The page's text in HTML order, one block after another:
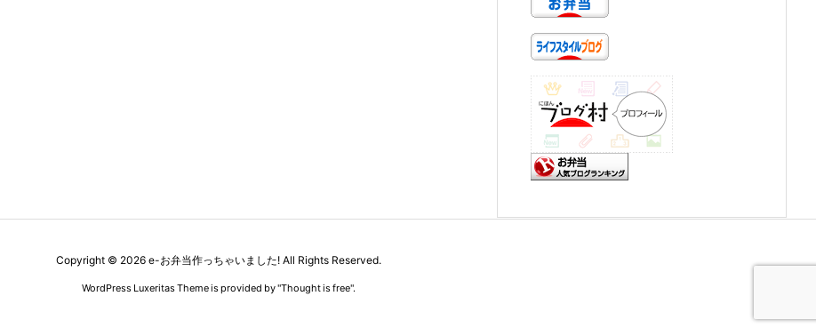
Copyright © 2026 e-お弁当作っちゃいました! All Rights Reserved.
WordPress Luxeritas Theme is provided by "Thought is free".